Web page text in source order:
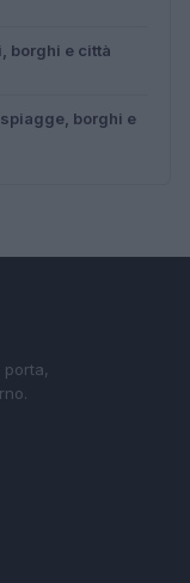
borghi e città
borghi e